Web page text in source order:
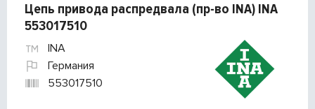
Цепь привода распредвала (пр-во INA) INA
553017510
INA
Германия
553017510